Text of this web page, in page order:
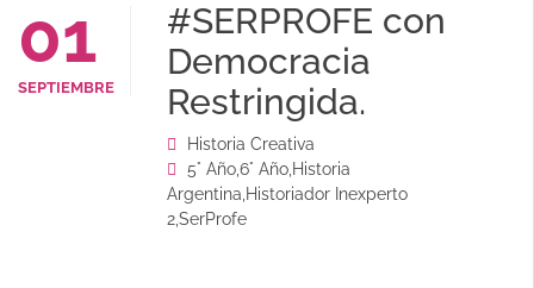
01
SEPTIEMBRE
#SERPROFE con
Democracia
Restringida.
Historia Creativa
5° Año,6° Año,Historia
Argentina,Historiador Inexperto
2,SerProfe